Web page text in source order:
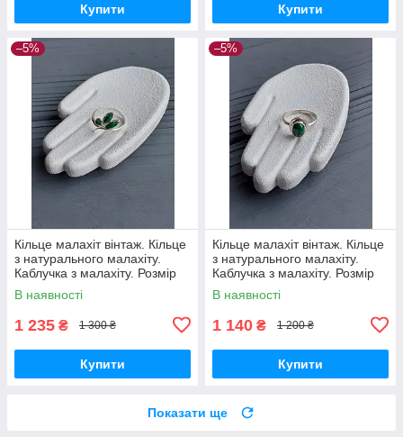
Купити Купити
–5%
Кільце малахіт вінтаж. Кільце
з натурального малахіту.
Каблучка з малахіту. Розмір
15,8. Індія!
В наявності
1 235 ₴ 1 300 ₴
Купити
–5%
Кільце малахіт вінтаж. Кільце
з натурального малахіту.
Каблучка з малахіту. Розмір
15.5. Індія!
В наявності
1 140 ₴ 1 200 ₴
Купити
Показати ще